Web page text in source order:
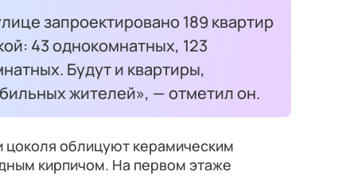
запроектировано 189 квартир
43 однокомнатных, 123
Будут и квартиры,
жителей», — отметил он.
облицуют керамическим
кирпичом. На первом этаже